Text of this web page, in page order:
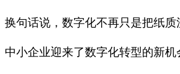
换句话说，数字化不再只是把纸
中小企业迎来了数字化转型的新机